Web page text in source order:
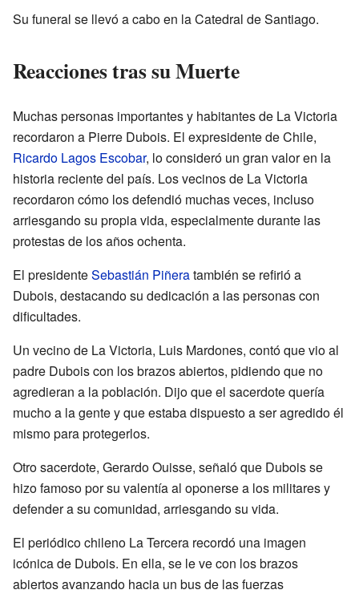
Su funeral se llevó a cabo en la Catedral de Santiago.
Reacciones tras su Muerte
Muchas personas importantes y habitantes de La Victoria
recordaron a Pierre Dubois. El expresidente de Chile,
Ricardo Lagos Escobar, lo consideró un gran valor en la
historia reciente del país. Los vecinos de La Victoria
recordaron cómo los defendió muchas veces, incluso
arriesgando su propia vida, especialmente durante las
protestas de los años ochenta.
El presidenteSebastián Piñeratambién se refirió a
Dubois, destacando su dedicación a las personas con
dificultades.
Un vecino de La Victoria, Luis Mardones, contó que vio al
padre Dubois con los brazos abiertos, pidiendo que no
agredieran a la población. Dijo que el sacerdote quería
mucho a la gente y que estaba dispuesto a ser agredido él
mismo para protegerlos.
Otro sacerdote, Gerardo Ouisse, señaló que Dubois se
hizo famoso por su valentía al oponerse a los militares y
defender a su comunidad, arriesgando su vida.
El periódico chileno La Tercera recordó una imagen
icónica de Dubois. En ella, se le ve con los brazos
abiertos avanzando hacia un bus de las fuerzas